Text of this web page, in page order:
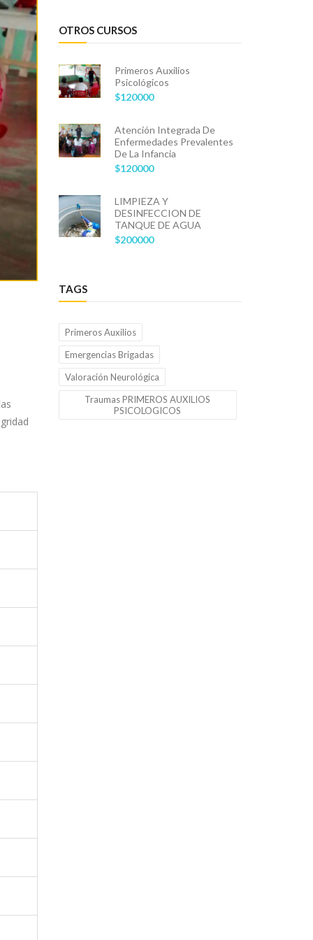
OTROS CURSOS
Primeros Auxilios
Psicológicos
$120000
Atención Integrada De
Enfermedades Prevalentes
De La Infancia
$120000
LIMPIEZA Y
DESINFECCION DE
TANQUE DE AGUA
$200000
TAGS
Primeros Auxilios
Emergencias Brigadas
Valoración Neurológica
Traumas PRIMEROS AUXILIOS
PSICOLOGICOS